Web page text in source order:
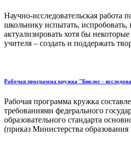
Научно-исследовательская работа
школьнику испытать, испробовать,
актуализировать хотя бы
учителя – создать и поддержать
Рабочая программа кружка "Биолог -
Рабочая программа кружка
требованиями федерального
образовательного стандарта
(приказ Министерства